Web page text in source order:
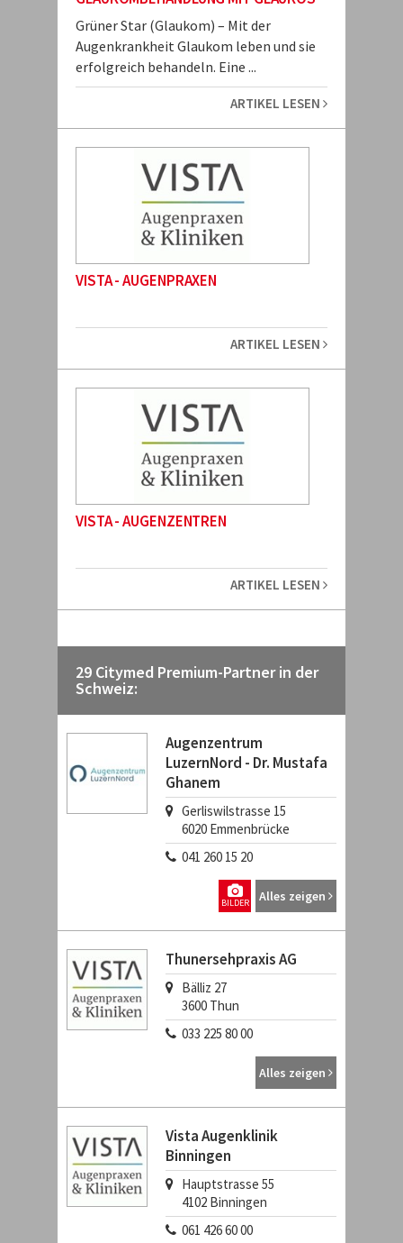
Grüner Star (Glaukom) – Mit der
Augenkrankheit Glaukom leben und sie
erfolgreich behandeln. Eine ...
ARTIKEL LESEN
VISTA - AUGENPRAXEN
ARTIKEL LESEN
VISTA - AUGENZENTREN
ARTIKEL LESEN
29 Citymed Premium-Partner in der
Schweiz:
Augenzentrum
LuzernNord - Dr. Mustafa
Ghanem
Gerliswilstrasse 15
6020 Emmenbrücke
041 260 15 20
Alles zeigen
BILDER
Thunersehpraxis AG
Bälliz 27
3600 Thun
033 225 80 00
Alles zeigen
Vista Augenklinik
Binningen
Hauptstrasse 55
4102 Binningen
061 426 60 00